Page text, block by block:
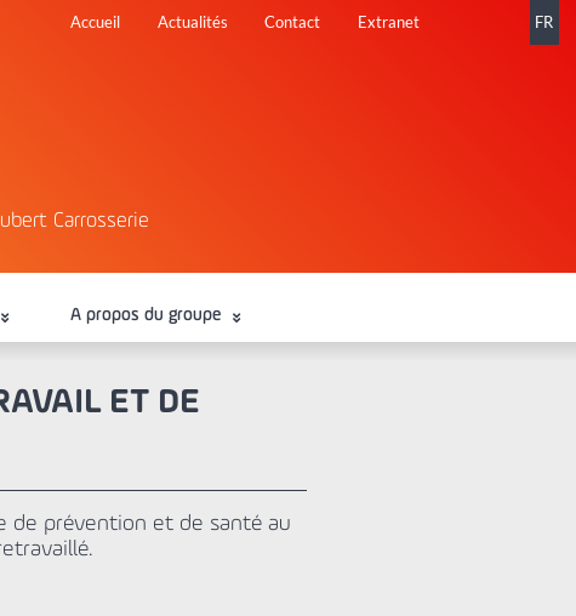
auAccueil Actualités Contact Extranet FR
Carrosserie
A propos du groupe
ET DE
de prévention et de santé au